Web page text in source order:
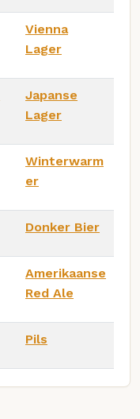
Vienna
Lager
Japanse
Lager
Winterwarm
er
Donker Bier
Amerikaanse
Red Ale
Pils